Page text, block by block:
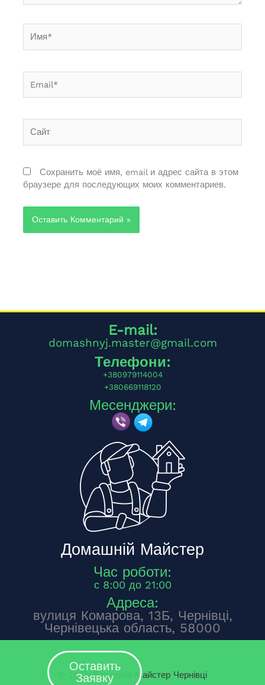
Сохранить моё имя, email и адрес сайта в этом
браузере для последующих моих комментариев.
E-mail:
domashnyj.master@gmail.com
Телефони:
+380979114004
+380669118120
Месенджери:
Домашній Майстер
Час роботи:
с 8:00 до 21:00
Адреса:
вулиця Комарова, 13Б, Чернівці,
Чернівецька область, 58000
Оставить
Заявку
© 2026 Домашній Майстер Чернівці